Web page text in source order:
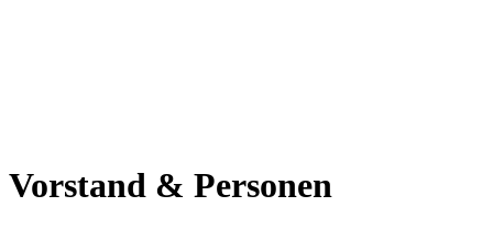
Vorstand & Personen